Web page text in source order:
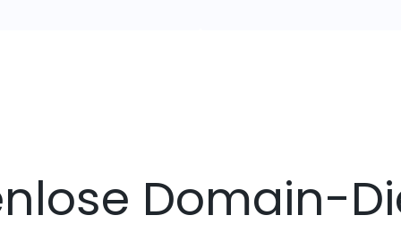
Domain-